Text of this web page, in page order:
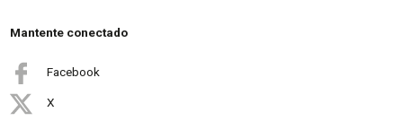
Mantente conectado
Facebook
X